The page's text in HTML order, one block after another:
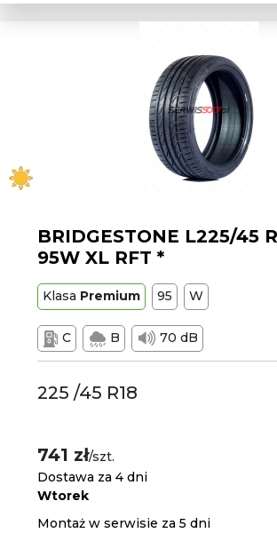
BRIDGESTONE L225/45
95W XL RFT *
Klasa Premium 95 W
C B 70 dB
225 /45 R18
741 zł/szt.
Dostawa za 4 dni
Wtorek
Montaż w serwisie za 5 dni